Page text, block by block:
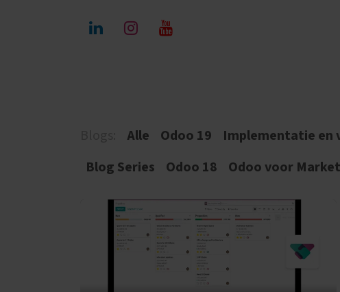
Alle Odoo 19 Implementatie en
Blog Series
Odoo 18 Odoo voor